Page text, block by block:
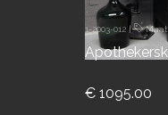
1-2003-012 |
€ 1095.00